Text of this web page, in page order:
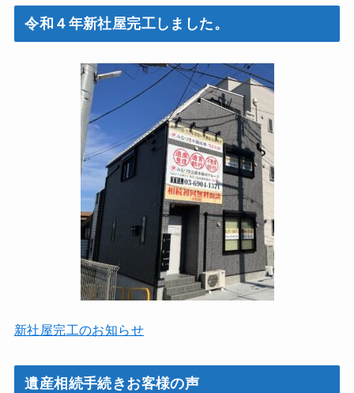
令和４年新社屋完工しました。
新社屋完工のお知らせ
遺産相続手続きお客様の声